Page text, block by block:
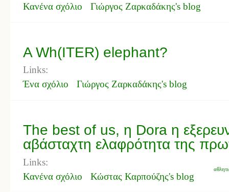
Κανένα σχόλιο
Γιώργος Ζαρκαδάκης's blog
A Wh(ITER) elephant?
Links:
Ένα σχόλιο
Γιώργος Ζαρκαδάκης's blog
The best of us, η Dora η
αβάσταχτη ελαφρότητα της
Links:
Κανένα σχόλιο
Κώστας Καρπούζης's blog